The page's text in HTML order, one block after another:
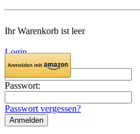
Ihr Warenkorb ist leer
Login
E-Mail:
Passwort:
Passwort vergessen?